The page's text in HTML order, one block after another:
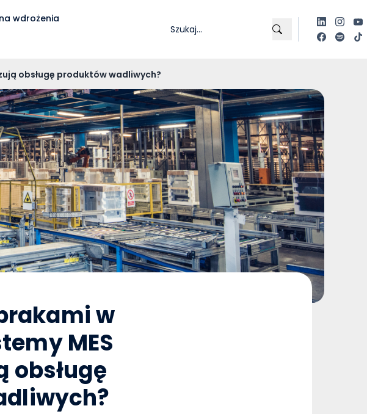
wdrożenia
obsługę produktów wadliwych?
w
MES